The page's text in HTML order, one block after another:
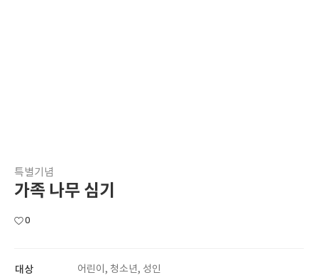
특별기념
가족 나무 심기
0
대상 어린이, 청소년, 성인